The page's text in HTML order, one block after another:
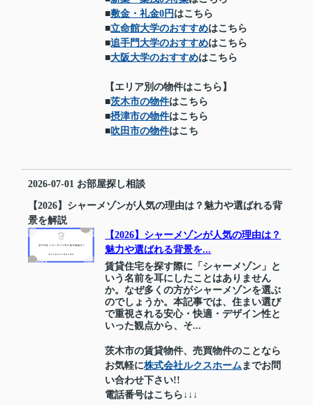
■敷金・礼金0円 はこちら
■立命館大学のおすすめはこちら
■追手門大学のおすすめはこちら
■大阪大学のおすすめはこちら
【エリア別の物件はこちら】
■茨木市の物件はこちら
■摂津市の物件はこちら
■吹田市の物件はこち
2026-07-01 お部屋探し相談
【2026】シャーメゾンが人気の理由は？魅力や選ばれる背
景を解説
【2026】シャーメゾンが人気の理由は？
魅力や選ばれる背景を...
賃貸住宅を探す際に「シャーメゾン」と
いう名前を耳にしたことはありません
か。なぜ多くの方がシャーメゾンを選ぶ
のでしょうか。本記事では、住まい選び
で重視される安心・快適・デザイン性と
いった観点から、そ...
茨木市の賃貸物件、売買物件のことなら
お気軽に株式会社ルクスホームまでお問
い合わせ下さい!!
電話番号はこちら↓↓↓